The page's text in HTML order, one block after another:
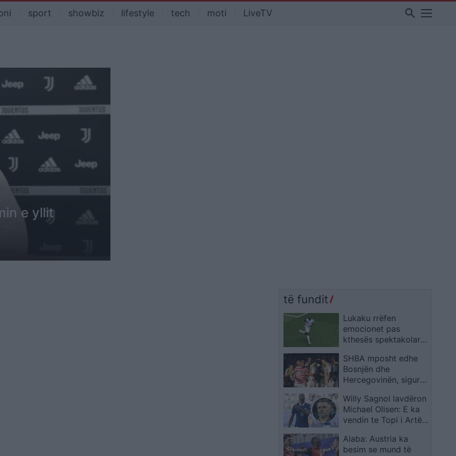
sport showbiz lifestyle tech moti LiveTV search
e yllit
të fundit
Lukaku rrëfen
emocionet pas
kthesës spektakolare,
penalltinë vendimtare
SHBA mposht edhe
Bosnjën dhe
Hercegovinën, siguron
finales të Kupës së
Botës
Willy Sagnol lavdëron
Michael Olisen: E ka
vendin te Topi i Artë,
Ronaldon
Alaba: Austria ka
besim se mund të